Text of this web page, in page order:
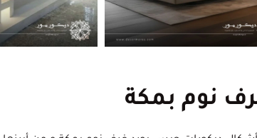
نوم بمكة